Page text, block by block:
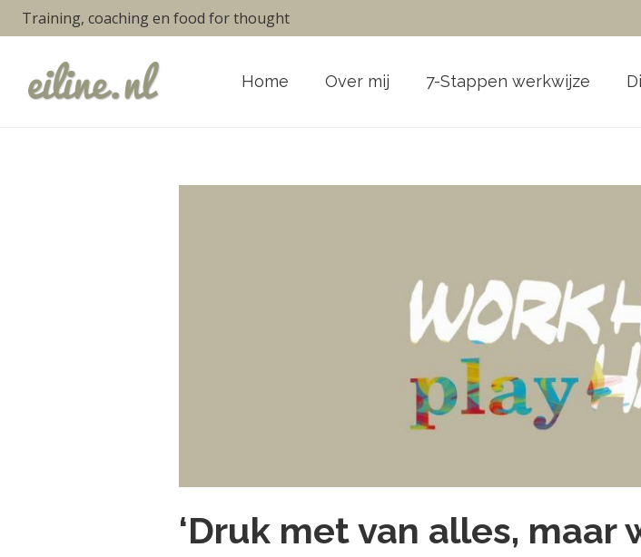
Training, coaching en food for thought
Home Over mij 7-Stappen werkwijze
‘Druk met van alles, maar